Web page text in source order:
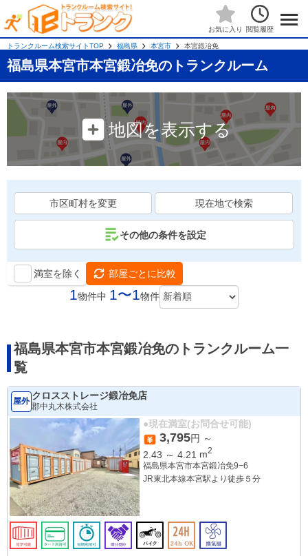
お気に入り 閲覧履歴
トランクルーム検索サイトTOP 福島県 本宮市 本宮鍛冶免
福島県本宮市本宮鍛冶免のトランクルーム
地図を表示する
市区町村を変更 現在地で検索
その他の条件を設定
満室を除く 部屋ごとに比較
1物件中 1〜1物件
福島県本宮市本宮鍛冶免のトランクルーム一
覧
屋外 クロスストレージ鍛冶免店
郡中丸木株式会社
●現在満室(お問合せ可能)
3,795円 ～
2.43 ～ 4.21 m2
福島県本宮市本宮鍛冶免9−6
JR東北本線本宮駅より徒歩５分